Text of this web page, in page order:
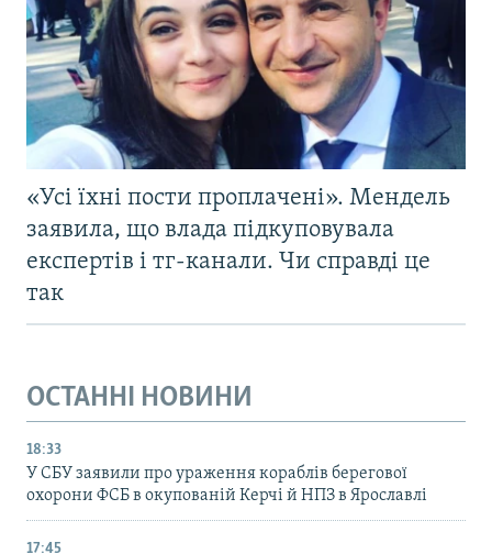
«Усі їхні пости проплачені». Мендель
заявила, що влада підкуповувала
експертів і тг-канали. Чи справді це
так
ОСТАННІ НОВИНИ
18:33
У СБУ заявили про ураження кораблів берегової
охорони ФСБ в окупованій Керчі й НПЗ в Ярославлі
17:45